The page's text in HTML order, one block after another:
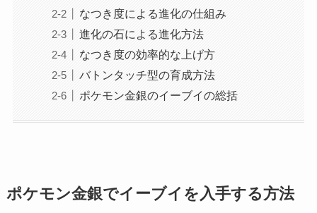
なつき度による進化の仕組み
進化の石による進化方法
なつき度の効率的な上げ方
バトンタッチ型の育成方法
ポケモン金銀のイーブイの総括
ポケモン金銀でイーブイを入手する方法